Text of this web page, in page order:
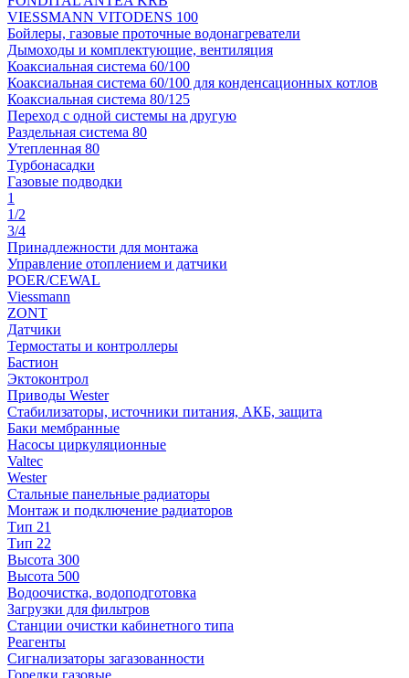
VIESSMANN VITODENS 100
Бойлеры, газовые проточные водонагреватели
Дымоходы и комплектующие, вентиляция
Коаксиальная система 60/100
Коаксиальная система 60/100 для конденсационных котлов
Коаксиальная система 80/125
Переход с одной системы на другую
Раздельная система 80
Утепленная 80
Турбонасадки
Газовые подводки
1
1/2
3/4
Принадлежности для монтажа
Управление отоплением и датчики
POER/CEWAL
Viessmann
ZONT
Датчики
Термостаты и контроллеры
Бастион
Эктоконтрол
Приводы Wester
Стабилизаторы, источники питания, АКБ, защита
Баки мембранные
Насосы циркуляционные
Valtec
Wester
Стальные панельные радиаторы
Монтаж и подключение радиаторов
Тип 21
Тип 22
Высота 300
Высота 500
Водоочистка, водоподготовка
Загрузки для фильтров
Станции очистки кабинетного типа
Реагенты
Сигнализаторы загазованности
Горелки газовые